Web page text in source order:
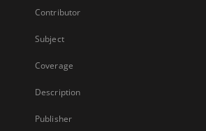
Contributor
Subject
Coverage
Description
Publisher